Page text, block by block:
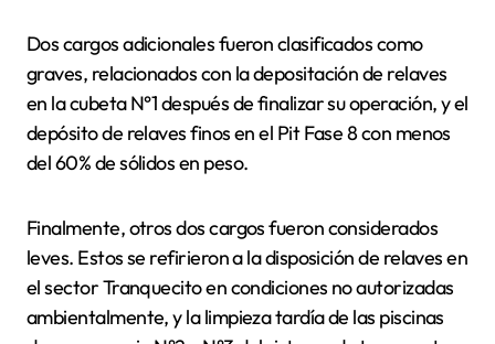
Dos cargos adicionales fueron clasificados como
graves, relacionados con la depositación de relaves
en la cubeta N°1 después de finalizar su operación, y el
depósito de relaves finos en el Pit Fase 8 con menos
del 60% de sólidos en peso.
Finalmente, otros dos cargos fueron considerados
leves. Estos se refirieron a la disposición de relaves en
el sector Tranquecito en condiciones no autorizadas
ambientalmente, y la limpieza tardía de las piscinas